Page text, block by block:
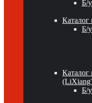
Б/
Каталог
Б/
Каталог
Б/